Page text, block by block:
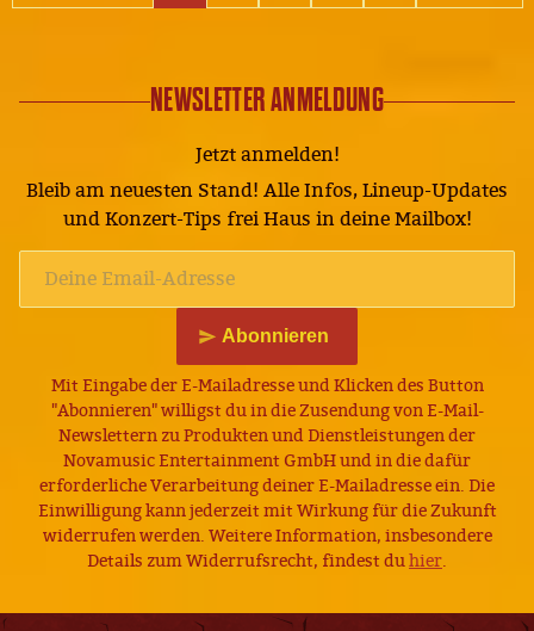
NEWSLETTER ANMELDUNG
Jetzt anmelden!
Bleib am neuesten Stand! Alle Infos, Lineup-Updates
und Konzert-Tips frei Haus in deine Mailbox!
Abonnieren
Mit Eingabe der E-Mailadresse und Klicken des Button
"Abonnieren" willigst du in die Zusendung von E-Mail-
Newslettern zu Produkten und Dienstleistungen der
Novamusic Entertainment GmbH und in die dafür
erforderliche Verarbeitung deiner E-Mailadresse ein. Die
Einwilligung kann jederzeit mit Wirkung für die Zukunft
widerrufen werden. Weitere Information, insbesondere
Details zum Widerrufsrecht, findest duhier.